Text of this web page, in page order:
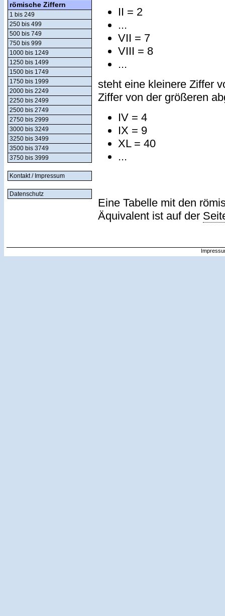
römische Ziffern
1 bis 249
250 bis 499
500 bis 749
750 bis 999
1000 bis 1249
1250 bis 1499
1500 bis 1749
1750 bis 1999
2000 bis 2249
2250 bis 2499
2500 bis 2749
2750 bis 2999
3000 bis 3249
3250 bis 3499
3500 bis 3749
3750 bis 3999
Kontakt / Impressum
Datenschutz
II = 2
...
VII = 7
VIII = 8
...
steht eine kleinere Ziffer
Ziffer von der größeren
IV = 4
IX = 9
XL = 40
...
Eine Tabelle mit den
Äquivalent ist auf der